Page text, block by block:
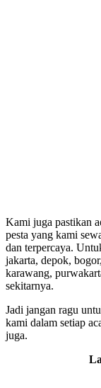
Kami juga pastikan
pesta yang kami
dan terpercaya.
jakarta, depok,
karawang,
sekitarnya.
Jadi jangan ragu
kami dalam setiap
juga.